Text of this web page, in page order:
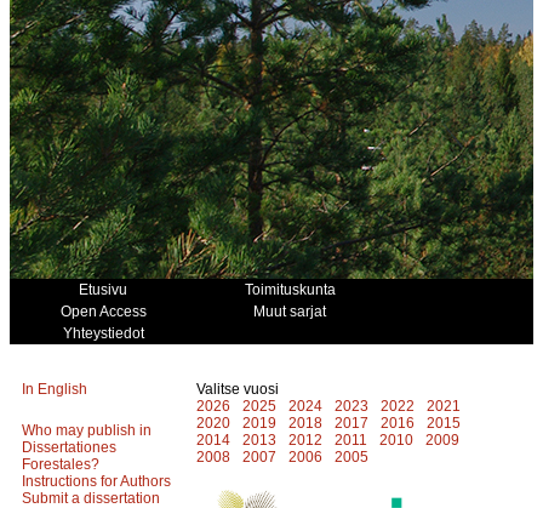
Etusivu
Toimituskunta
Open Access
Muut sarjat
Yhteystiedot
In English
Who may publish in
Dissertationes
Forestales?
Instructions for Authors
Submit a dissertation
Valitse vuosi
2026
2025 2024 2023 2022
2021
2020
2019 2018 2017 2016
2015
2014
2013 2012 2011 2010
2009
2008
2007 2006 2005